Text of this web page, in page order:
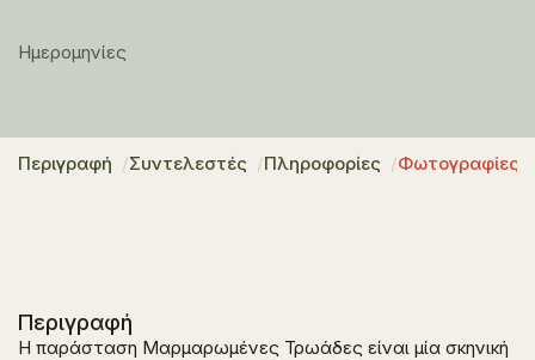
Ημερομηνίες
Περιγραφή Συντελεστές Πληροφορίες Φωτογραφίες
Περιγραφή
H παράσταση Μαρμαρωμένες Τρωάδες είναι μία σκηνική